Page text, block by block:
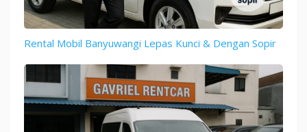
Rental Mobil Banyuwangi Lepas Kunci & Dengan Sopir